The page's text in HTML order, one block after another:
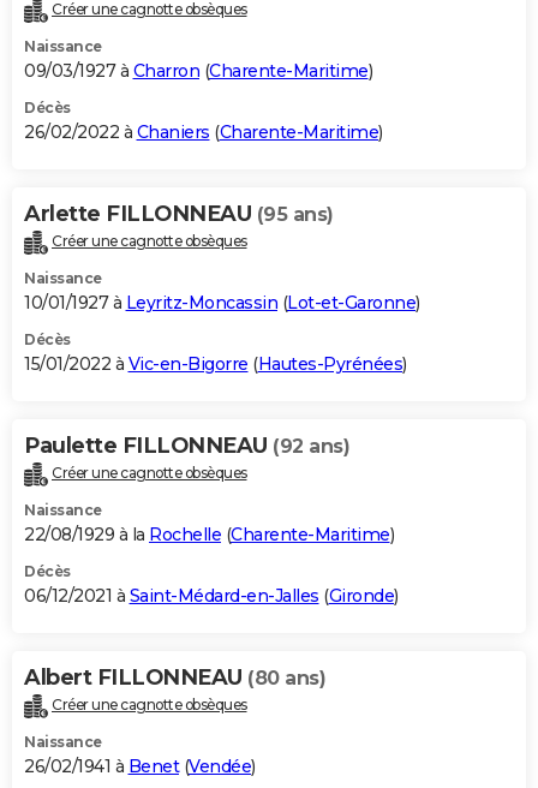
Créer une cagnotte obsèques
Naissance
09/03/1927 à Charron (Charente-Maritime)
Décès
26/02/2022 à Chaniers (Charente-Maritime)
Arlette FILLONNEAU (95 ans)
Créer une cagnotte obsèques
Naissance
10/01/1927 à Leyritz-Moncassin (Lot-et-Garonne)
Décès
15/01/2022 à Vic-en-Bigorre (Hautes-Pyrénées)
Paulette FILLONNEAU (92 ans)
Créer une cagnotte obsèques
Naissance
22/08/1929 à la Rochelle (Charente-Maritime)
Décès
06/12/2021 à Saint-Médard-en-Jalles (Gironde)
Albert FILLONNEAU (80 ans)
Créer une cagnotte obsèques
Naissance
26/02/1941 à Benet(Vendée)